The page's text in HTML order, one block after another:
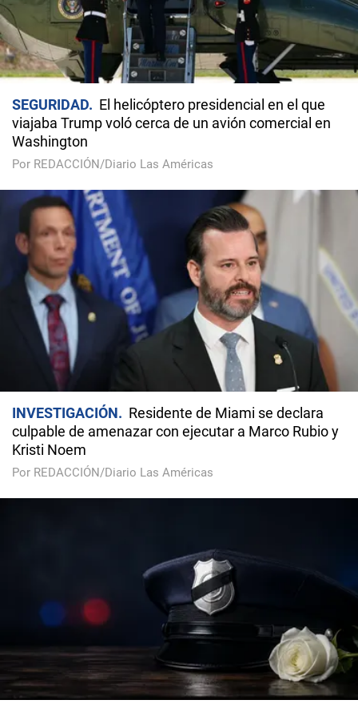
SEGURIDAD
El helicóptero presidencial en el que
viajaba Trump voló cerca de un avión comercial en
Washington
Por REDACCIÓN/Diario Las Américas
INVESTIGACIÓN
Residente de Miami se declara
culpable de amenazar con ejecutar a Marco Rubio y
Kristi Noem
Por REDACCIÓN/Diario Las Américas